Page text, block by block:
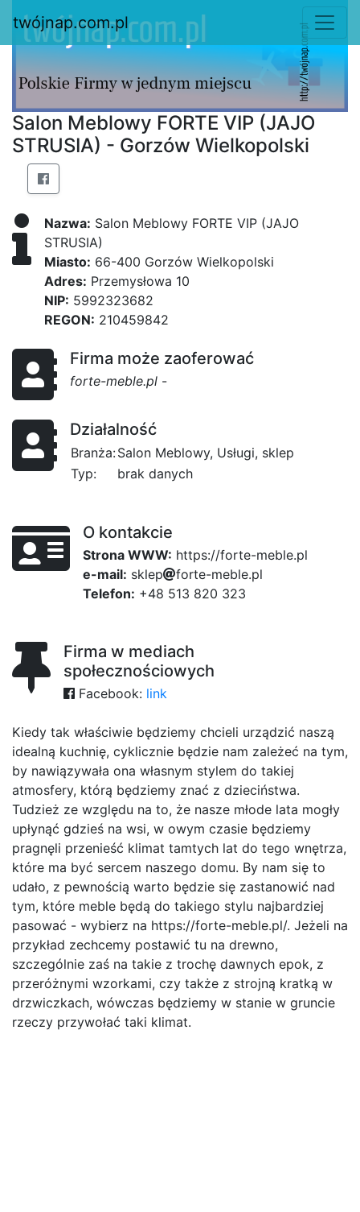
twójnap.com.pl
Salon Meblowy FORTE VIP (JAJO
STRUSIA) - Gorzów Wielkopolski
Nazwa: Salon Meblowy FORTE VIP (JAJO
STRUSIA)
Miasto: 66-400 Gorzów Wielkopolski
Adres: Przemysłowa 10
NIP: 5992323682
REGON: 210459842
Firma może zaoferować
forte-meble.pl -
Działalność
Branża:Salon Meblowy, Usługi, sklep
Typ:
brak danych
O kontakcie
Strona WWW: https://forte-meble.pl
e-mail: ska2
lea34
p b
for6
te-m4a2
eble.pl
Telefon: +48 513 820 323
Firma w mediach
społecznościowych
Facebook: link
Kiedy tak właściwie będziemy chcieli urządzić naszą
idealną kuchnię, cyklicznie będzie nam zależeć na tym,
by nawiązywała ona własnym stylem do takiej
atmosfery, którą będziemy znać z dzieciństwa.
Tudzież ze względu na to, że nasze młode lata mogły
upłynąć gdzieś na wsi, w owym czasie będziemy
pragnęli przenieść klimat tamtych lat do tego wnętrza,
które ma być sercem naszego domu. By nam się to
udało, z pewnością warto będzie się zastanowić nad
tym, które meble będą do takiego stylu najbardziej
pasować - wybierz na https://forte-meble.pl/. Jeżeli na
przykład zechcemy postawić tu na drewno,
szczególnie zaś na takie z trochę dawnych epok, z
przeróżnymi wzorkami, czy także z strojną kratką w
drzwiczkach, wówczas będziemy w stanie w gruncie
rzeczy przywołać taki klimat.